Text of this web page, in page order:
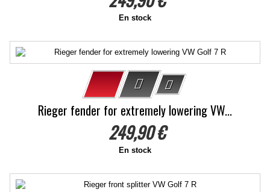
En stock
Rieger fender for extremely lowering VW...
249,90 €
En stock